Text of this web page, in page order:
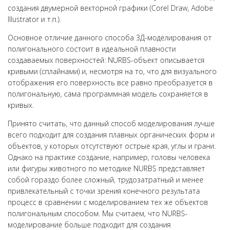
создания двумерной векторной графики (Corel Draw, Adobe
Illustrator и т.п.).
Основное отличие данного способа 3Д-моделирования от
полигонального состоит в идеальной плавности
создаваемых поверхностей: NURBS-объект описывается
кривыми (сплайнами) и, несмотря на то, что для визуального
отображения его поверхность все равно преобразуется в
полигональную, сама программная модель сохраняется в
кривых.
Принято считать, что данный способ моделирования лучше
всего подходит для создания плавных органических форм и
объектов, у которых отсутствуют острые края, углы и грани.
Однако на практике создание, например, головы человека
или фигуры животного по методике NURBS представляет
собой гораздо более сложный, трудозатратный и менее
привлекательный с точки зрения конечного результата
процесс в сравнении с моделированием тех же объектов
полигональным способом. Мы считаем, что NURBS-
моделирование больше подходит для создания